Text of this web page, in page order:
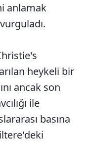
anlamak
heykeli bir
ancak son
ile
basına